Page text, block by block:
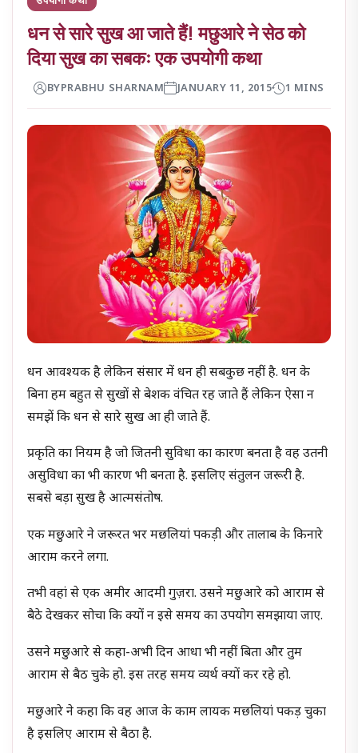
धन से सारे सुख आ जाते हैं! मछुआरे ने सेठ को
दिया सुख का सबकः एक उपयोगी कथा
BYPRABHU SHARNAM JANUARY 11, 2015 1 MINS
धन आवश्यक है लेकिन संसार में धन ही सबकुछ नहीं है. धन के
बिना हम बहुत से सुखों से बेशक वंचित रह जाते हैं लेकिन ऐसा न
समझें कि धन से सारे सुख आ ही जाते हैं.
प्रकृति का नियम है जो जितनी सुविधा का कारण बनता है वह उतनी
असुविधा का भी कारण भी बनता है. इसलिए संतुलन जरूरी है.
सबसे बड़ा सुख है आत्मसंतोष.
एक मछुआरे ने जरूरत भर मछलियां पकड़ी और तालाब के किनारे
आराम करने लगा.
तभी वहां से एक अमीर आदमी गुज़रा. उसने मछुआरे को आराम से
बैठे देखकर सोचा कि क्यों न इसे समय का उपयोग समझाया जाए.
उसने मछुआरे से कहा-अभी दिन आधा भी नहीं बिता और तुम
आराम से बैठ चुके हो. इस तरह समय व्यर्थ क्यों कर रहे हो.
मछुआरे ने कहा कि वह आज के काम लायक मछलियां पकड़ चुका
है इसलिए आराम से बैठा है.